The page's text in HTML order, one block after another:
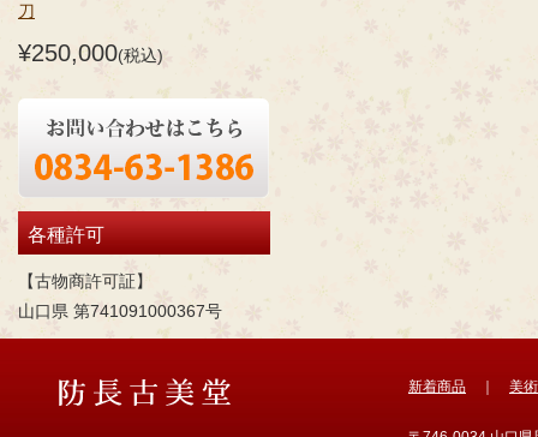
刀
¥250,000(税込)
各種許可
【古物商許可証】
山口県 第741091000367号
新着商品 美